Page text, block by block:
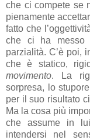
che ci compete se
pienamente
fatto che
che ci ha messo
parzialità. C’è poi,
che è statico,
movimento. La
sorpresa, lo
per il suo risultato
Ma la cosa più
che assume in
intendersi nel